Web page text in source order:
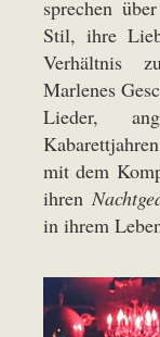
sprechen
Stil, ihre
Verhältnis
Marlenes
Lieder,
mit dem
ihren
in ihrem